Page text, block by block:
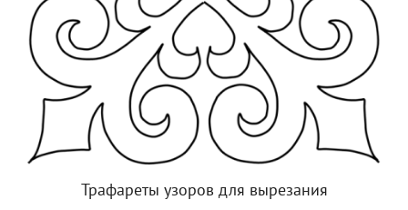
Трафареты узоров для вырезания